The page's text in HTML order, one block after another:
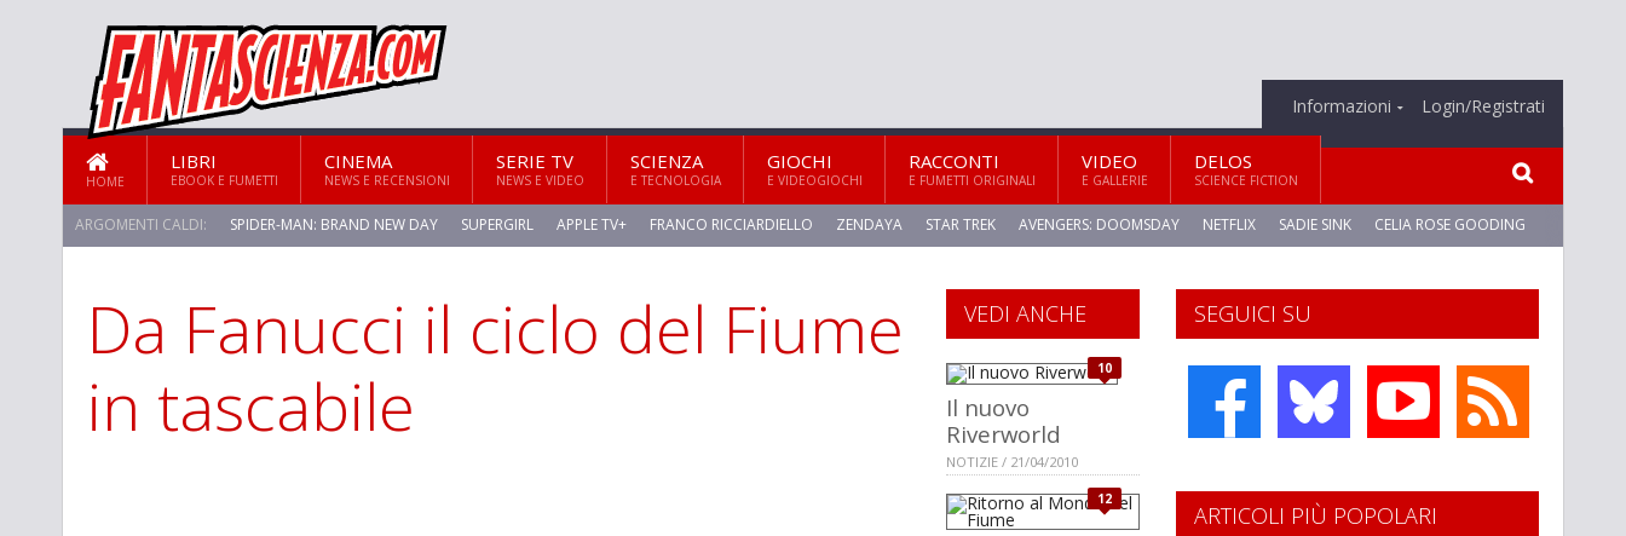
Informazioni Login/Registrati
HOME
LIBRI
EBOOK E FUMETTI
CINEMA
NEWS E RECENSIONI
SERIE TV
NEWS E VIDEO
SCIENZA
E TECNOLOGIA
GIOCHI
E VIDEOGIOCHI
RACCONTI
E FUMETTI ORIGINALI
VIDEO
E GALLERIE
DELOS
SCIENCE FICTION
ARGOMENTI CALDI: SPIDER-MAN: BRAND NEW DAY SUPERGIRL APPLE TV+ FRANCO RICCIARDIELLO ZENDAYA STAR TREK AVENGERS: DOOMSDAY NETFLIX SADIE SINK CELIA ROSE GOODING
Da Fanucci il ciclo del Fiume
in tascabile
SEGUICI SU
VEDI ANCHE
10
Il nuovo
Riverworld
NOTIZIE / 21/04/2010
12
ARTICOLI PIÙ POPOLARI